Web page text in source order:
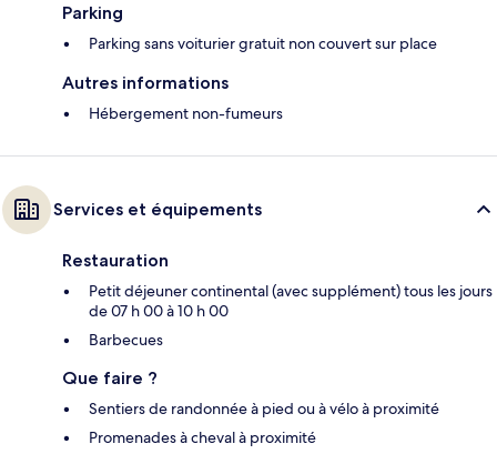
Parking
Parking sans voiturier gratuit non couvert sur place
Autres informations
Hébergement non-fumeurs
Services et équipements
Restauration
Petit déjeuner continental (avec supplément) tous les jours
de 07 h 00 à 10 h 00
Barbecues
Que faire ?
Sentiers de randonnée à pied ou à vélo à proximité
Promenades à cheval à proximité